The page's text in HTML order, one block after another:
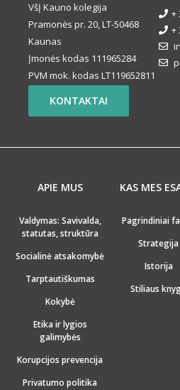
VšĮ Kauno kolegija
Pramonės pr. 20, LT-50468
Kaunas
Įmonės kodas 111965284
PVM mok. kodas LT119652811
+
+
KONTAKTAI
APIE MUS
Valdymas: Savivalda,
statutas, struktūra
Socialinė atsakomybė
Tarptautiškumas
Kokybė
Etika ir lygios
galimybės
Korupcijos prevencija
Privatumo politika
KAS MES
Pagrindiniai
Strategija
Istorija
Stiliaus